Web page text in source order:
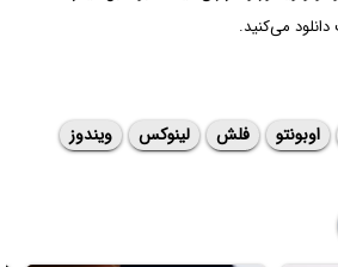
اوبونتو فلش لینوکس ویندوز